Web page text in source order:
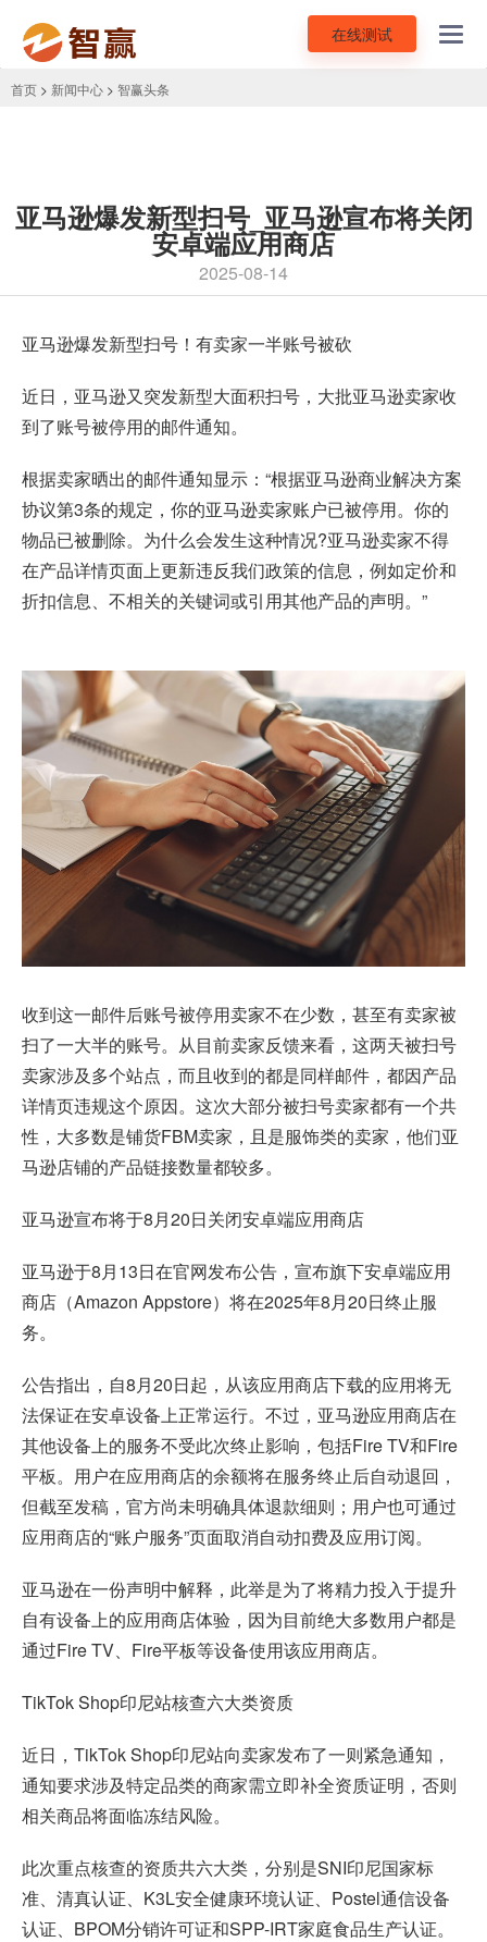
在线测试
首页 > 新闻中心 > 智赢头条
亚马逊爆发新型扫号_亚马逊宣布将关闭
安卓端应用商店
2025-08-14
亚马逊爆发新型扫号 ！有卖家一半账号被砍
近日，亚马逊又突发新型大面积扫号，大批亚马逊卖家收
到了账号被停用的邮件通知。
根据卖家晒出的邮件通知显示：“根据亚马逊商业解决方案
协议第3条的规定，你的亚马逊卖家账户已被停用。你的
物品已被删除。为什么会发生这种情况?亚马逊卖家不得
在产品详情页面上更新违反我们政策的信息，例如定价和
折扣信息、不相关的关键词或引用其他产品的声明。”
收到这一邮件后账号被停用卖家不在少数，甚至有卖家被
扫了一大半的账号。从目前卖家反馈来看，这两天被扫号
卖家涉及多个站点，而且收到的都是同样邮件，都因产品
详情页违规这个原因。这次大部分被扫号卖家都有一个共
性，大多数是铺货FBM卖家，且是服饰类的卖家，他们亚
马逊店铺的产品链接数量都较多。
亚马逊宣布将于8月20日关闭安卓端应用商店
亚马逊于8月13日在官网发布公告，宣布旗下安卓端应用
商店（Amazon Appstore）将在2025年8月20日终止服
务。
公告指出，自8月20日起，从该应用商店下载的应用将无
法保证在安卓设备上正常运行。不过，亚马逊应用商店在
其他设备上的服务不受此次终止影响，包括Fire TV和Fire
平板。用户在应用商店的余额将在服务终止后自动退回，
但截至发稿，官方尚未明确具体退款细则；用户也可通过
应用商店的“账户服务”页面取消自动扣费及应用订阅。
亚马逊在一份声明中解释，此举是为了将精力投入于提升
自有设备上的应用商店体验，因为目前绝大多数用户都是
通过Fire TV、Fire平板等设备使用该应用商店。
TikTok Shop印尼站核查六大类资质
近日，TikTok Shop印尼站向卖家发布了一则紧急通知，
通知要求涉及特定品类的商家需立即补全资质证明，否则
相关商品将面临冻结风险。
此次重点核查的资质共六大类，分别是SNI印尼国家标
准、清真认证、K3L安全健康环境认证、Postel通信设备
认证、BPOM分销许可证和SPP-IRT家庭食品生产认证。